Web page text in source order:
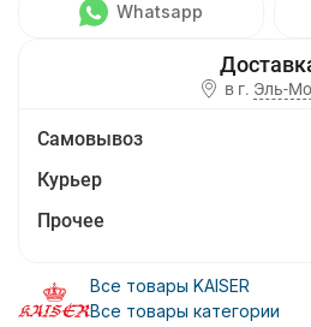
Whatsapp
в г. Эль-
Самовывоз
Курьер
Прочее
Все товары KAISER
Все товары категории